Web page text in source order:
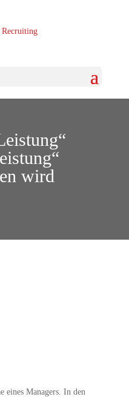
wird
eines Managers. In den